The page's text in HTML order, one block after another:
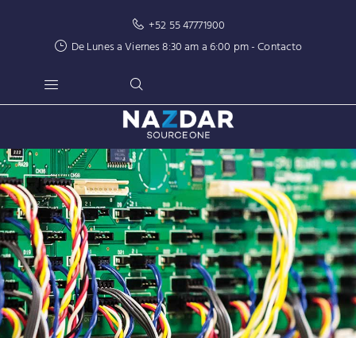
+52 55 47771900
De Lunes a Viernes 8:30 am a 6:00 pm -Contacto